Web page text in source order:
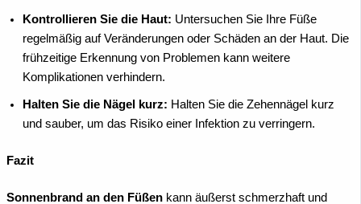
Kontrollieren Sie die Haut: Untersuchen Sie Ihre Füße
regelmäßig auf Veränderungen oder Schäden an der Haut. Die
frühzeitige Erkennung von Problemen kann weitere
Komplikationen verhindern.
Halten Sie die Nägel kurz: Halten Sie die Zehennägel kurz
und sauber, um das Risiko einer Infektion zu verringern.
Fazit
Sonnenbrand an den Füßen kann äußerst schmerzhaft und